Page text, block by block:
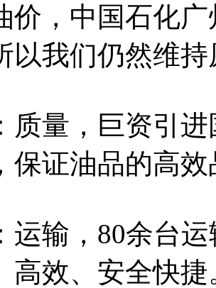
价，中国石化
以我们仍然维
质量，巨资引
保证油品的高效
运输，80余台
高效、安全快捷